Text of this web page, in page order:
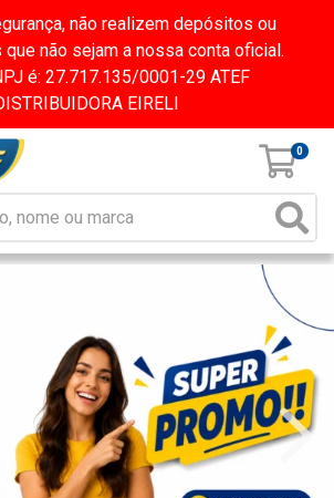
não realizem depósitos ou
não sejam a nossa conta oficial.
é: 27.717.135/0001-29 ATEF
EIRELI
0